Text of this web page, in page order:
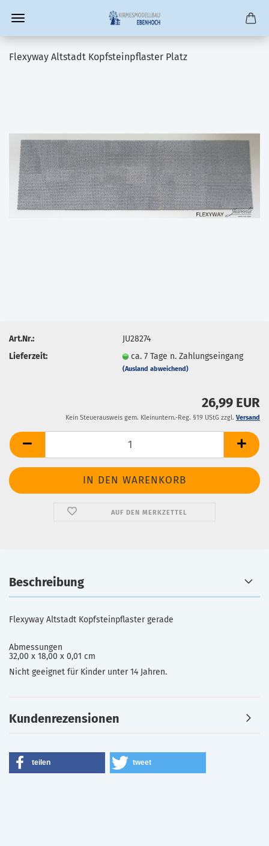
Flexyway Altstadt Kopfsteinpflaster Platz
Art.Nr.:
JU28274
Lieferzeit:
ca. 7 Tage n. Zahlungseingang
(Ausland abweichend)
26,99 EUR
Kein Steuerausweis gem. Kleinuntern.-Reg. §19 UStG zzgl. Versand
AUF DEN MERKZETTEL
Beschreibung
Flexyway Altstadt Kopfsteinpflaster gerade
Abmessungen
32,00 x 18,00 x 0,01 cm
Nicht geeignet für Kinder unter 14 Jahren.
Kundenrezensionen
teilen tweet